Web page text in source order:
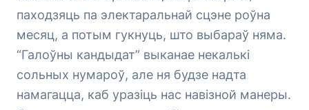
паходзяць па электаральнай сцэне роўна
месяц, а потым гукнуць, што выбараў няма.
“Галоўны кандыдат” выканае некалькі
сольных нумароў, але ня будзе надта
намагацца, каб уразіць нас навізной манеры.